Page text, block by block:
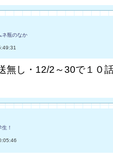
ネ瓶のなか
無し・12/2～30で１０
！